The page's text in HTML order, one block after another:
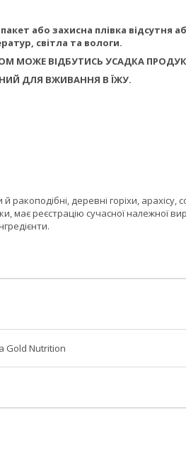
або захисна плівка відсутня
світла та вологи.
МОЖЕ ВІДБУТИСЬ УСАДКА
ДЛЯ ВЖИВАННЯ В ЇЖУ.
деревні горіхи, арахісу,
має реєстрацію сучасної належної
Gold Nutrition